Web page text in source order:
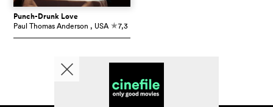
Punch-Drunk Love
Paul Thomas Anderson , USA c7,3